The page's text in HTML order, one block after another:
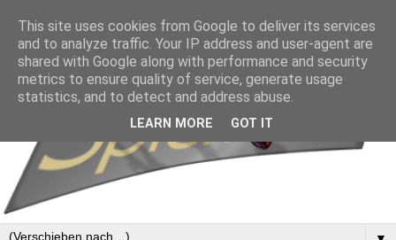
This site uses cookies from Google to deliver its services
and to analyze traffic. Your IP address and user-agent are
shared with Google along with performance and security
metrics to ensure quality of service, generate usage
statistics, and to detect and address abuse.
LEARN MORE GOT IT